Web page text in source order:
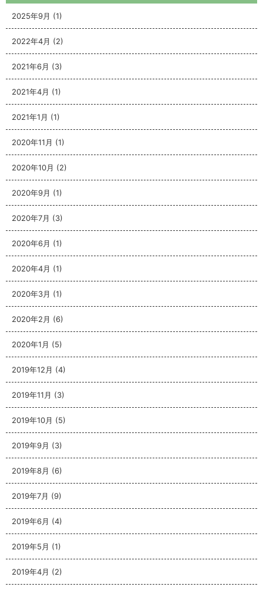
2025年9月 (1)
2022年4月 (2)
2021年6月 (3)
2021年4月 (1)
2021年1月 (1)
2020年11月 (1)
2020年10月 (2)
2020年9月 (1)
2020年7月 (3)
2020年6月 (1)
2020年4月 (1)
2020年3月 (1)
2020年2月 (6)
2020年1月 (5)
2019年12月 (4)
2019年11月 (3)
2019年10月 (5)
2019年9月 (3)
2019年8月 (6)
2019年7月 (9)
2019年6月 (4)
2019年5月 (1)
2019年4月 (2)